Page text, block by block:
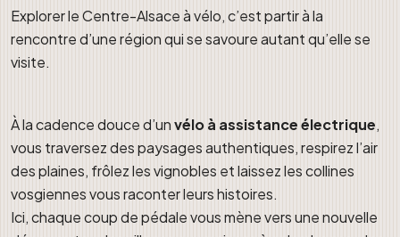
Explorer le Centre-Alsace à vélo, c’est partir à la
rencontre d’une région qui se savoure autant qu’elle se
visite.
À la cadence douce d’unvélo à assistance électrique,
vous traversez des paysages authentiques, respirez l’air
des plaines, frôlez les vignobles et laissez les collines
vosgiennes vous raconter leurs histoires.
Ici, chaque coup de pédale vous mène vers une nouvelle